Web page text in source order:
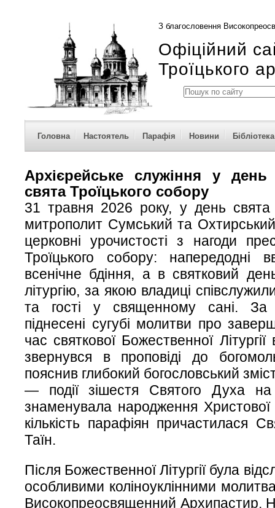
З благословення
Офіційний
Троїцького
Головна Настоятель Парафія Новини Бібліотека
Архієрейське служіння у день
свята Троїцького собору
31 травня 2026 року, у день свята
митрополит Сумський та
церковні урочистості з нагоди
Троїцького собору: напередодні
всенічне бдіння, а в святковий
літургію, за якою владиці
та гості у священному сані. За
піднесені сугубі молитви про
час святкової Божественної
звернувся в проповіді до
пояснив глибокий богословський
— події зішестя Святого Духа на
знаменувала народження
кількість парафіян причастилася
Таїн.
Після Божественної Літургії була
особливими коліноуклінними
Високопреосвященний Архипастир.